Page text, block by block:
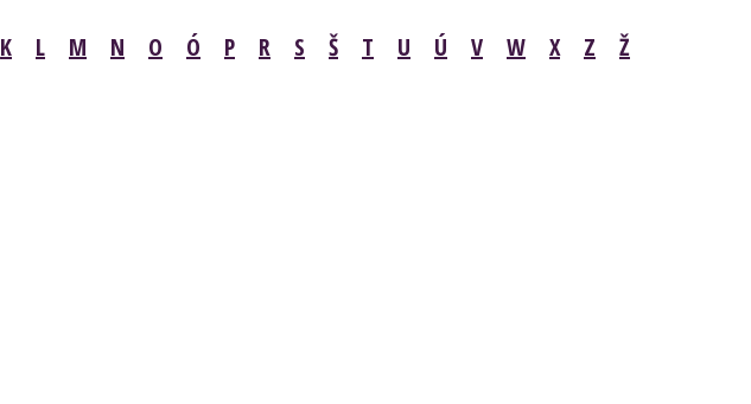
K L M N O Ó P R S Š T U Ú V W X Z Ž